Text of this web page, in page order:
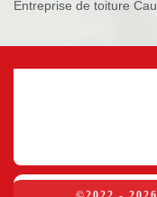
Entreprise de toiture